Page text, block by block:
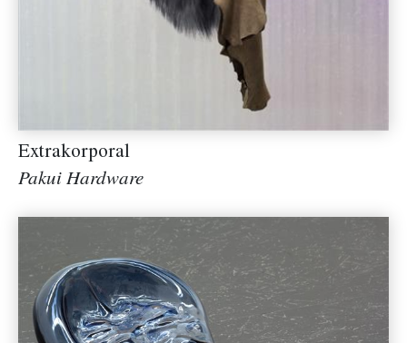
Extrakorporal
Pakui Hardware